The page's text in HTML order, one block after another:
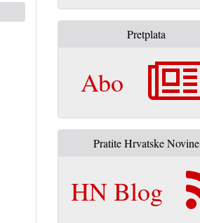
Pretplata
Abo
Pratite Hrvatske Novine
HN Blog